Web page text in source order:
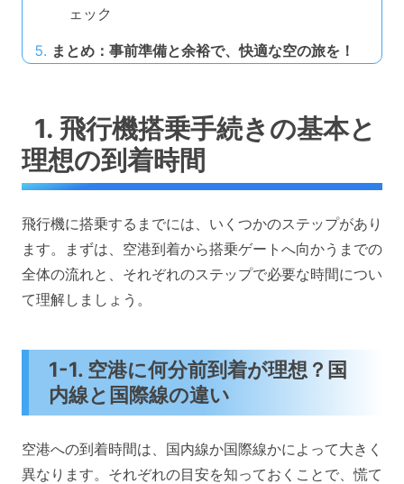
ェック
まとめ：事前準備と余裕で、快適な空の旅を！
1. 飛行機搭乗手続きの基本と
理想の到着時間
飛行機に搭乗するまでには、いくつかのステップがあり
ます。まずは、空港到着から搭乗ゲートへ向かうまでの
全体の流れと、それぞれのステップで必要な時間につい
て理解しましょう。
1-1. 空港に何分前到着が理想？国
内線と国際線の違い
空港への到着時間は、国内線か国際線かによって大きく
異なります。それぞれの目安を知っておくことで、慌て